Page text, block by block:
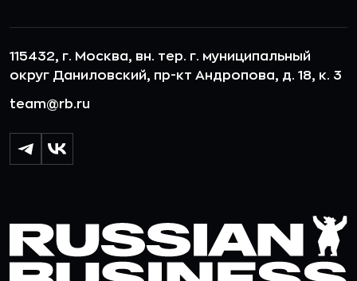
115432, г. Москва, вн. тер. г. муниципальный
округ Даниловский, пр-кт Андропова, д. 18, к. 3
team@rb.ru